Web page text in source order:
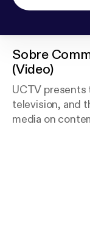
Sobre
(Video)
UCTV presents
television, and
media on